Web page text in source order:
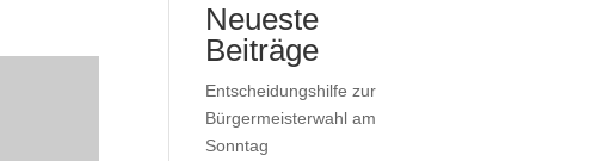
Neueste
Beiträge
Entscheidungshilfe zur
Bürgermeisterwahl am
Sonntag